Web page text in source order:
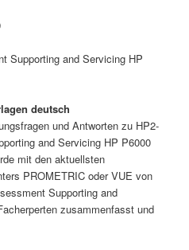
Supporting and Servicing HP
deutsch
und Antworten zu HP2-
and Servicing HP P6000
mit den aktuellsten
PROMETRIC oder VUE von
Supporting and
zusammenfasst und